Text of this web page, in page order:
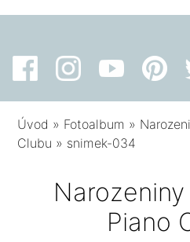
Úvod » Fotoalbum »
Clubu » snimek-034
Piano